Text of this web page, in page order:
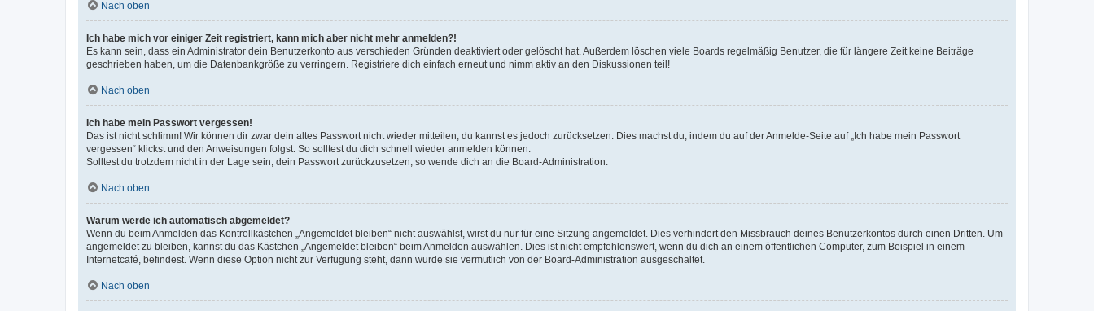
Nach oben
Ich habe mich vor einiger Zeit registriert, kann mich aber nicht mehr anmelden?!
Es kann sein, dass ein Administrator dein Benutzerkonto aus verschieden Gründen deaktiviert oder gelöscht hat. Außerdem löschen viele Boards regelmäßig Benutzer, die für längere Zeit keine Beiträge
geschrieben haben, um die Datenbankgröße zu verringern. Registriere dich einfach erneut und nimm aktiv an den Diskussionen teil!
Nach oben
Ich habe mein Passwort vergessen!
Das ist nicht schlimm! Wir können dir zwar dein altes Passwort nicht wieder mitteilen, du kannst es jedoch zurücksetzen. Dies machst du, indem du auf der Anmelde-Seite auf „Ich habe mein Passwort
vergessen“ klickst und den Anweisungen folgst. So solltest du dich schnell wieder anmelden können.
Solltest du trotzdem nicht in der Lage sein, dein Passwort zurückzusetzen, so wende dich an die Board-Administration.
Nach oben
Warum werde ich automatisch abgemeldet?
Wenn du beim Anmelden das Kontrollkästchen „Angemeldet bleiben“ nicht auswählst, wirst du nur für eine Sitzung angemeldet. Dies verhindert den Missbrauch deines Benutzerkontos durch einen Dritten. Um
angemeldet zu bleiben, kannst du das Kästchen „Angemeldet bleiben“ beim Anmelden auswählen. Dies ist nicht empfehlenswert, wenn du dich an einem öffentlichen Computer, zum Beispiel in einem
Internetcafé, befindest. Wenn diese Option nicht zur Verfügung steht, dann wurde sie vermutlich von der Board-Administration ausgeschaltet.
Nach oben